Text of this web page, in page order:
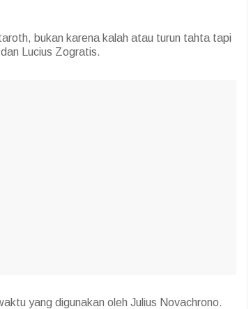
bukan karena kalah atau turun tahta tapi
Lucius Zogratis.
yang digunakan oleh Julius Novachrono.